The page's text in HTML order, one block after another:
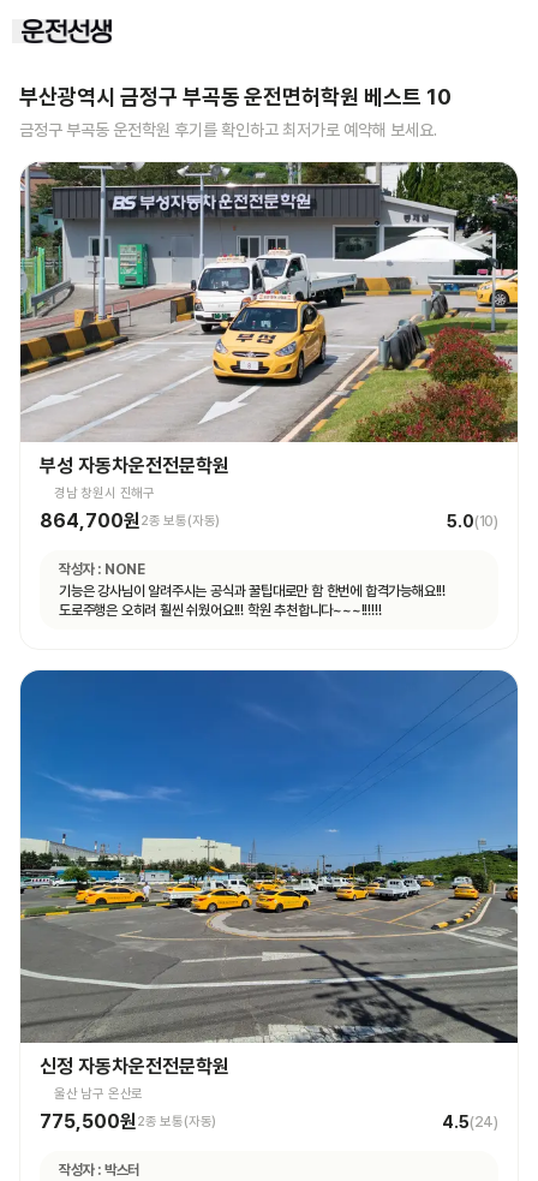
부산광역시 금정구 부곡동운전면허학원 베스트 10
금정구 부곡동 운전학원 후기를 확인하고 최저가로 예약해 보세요.
부성 자동차운전전문학원
경남 창원시 진해구
864,700원2종 보통(자동) 5.0(10)
작성자 : NONE
기능은 강사님이 알려주시는 공식과 꿀팁대로만 함 한번에 합격가능해요!!!
도로주행은 오히려 훨씬 쉬웠어요!!! 학원 추천합니다~~~!!!!!!
신정 자동차운전전문학원
울산 남구 온산로
775,500원2종 보통(자동) 4.5(24)
작성자 : 박스터